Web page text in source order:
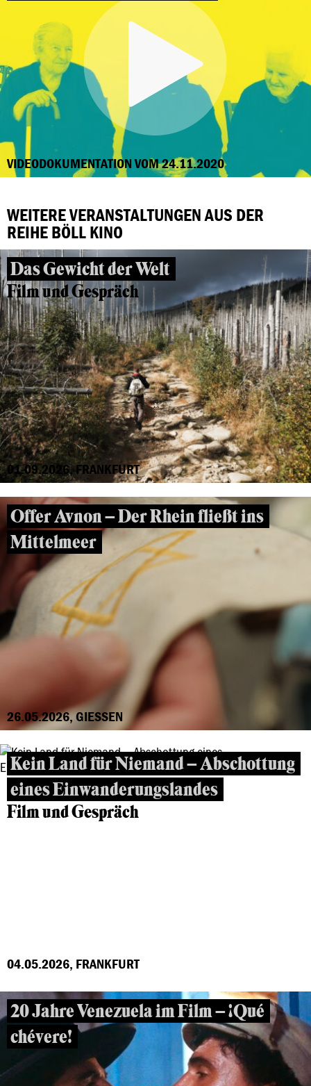
VIDEODOKUMENTATION VOM 24.11.2020
WEITERE VERANSTALTUNGEN AUS DER
REIHE BÖLL KINO
Das Gewicht der Welt
Film und Gespräch
01.09.2026, FRANKFURT
Offer Avnon – Der Rhein fließt ins
Mittelmeer
26.05.2026, GIESSEN
Kein Land für Niemand – Abschottung
eines Einwanderungslandes
Film und Gespräch
04.05.2026, FRANKFURT
20 Jahre Venezuela im Film – ¡Qué
chévere!